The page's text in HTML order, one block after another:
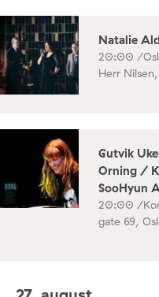
Natalie
20:00 /
Herr
Gutvik
Orning /
SooHyun
20:00 /
gate 69,